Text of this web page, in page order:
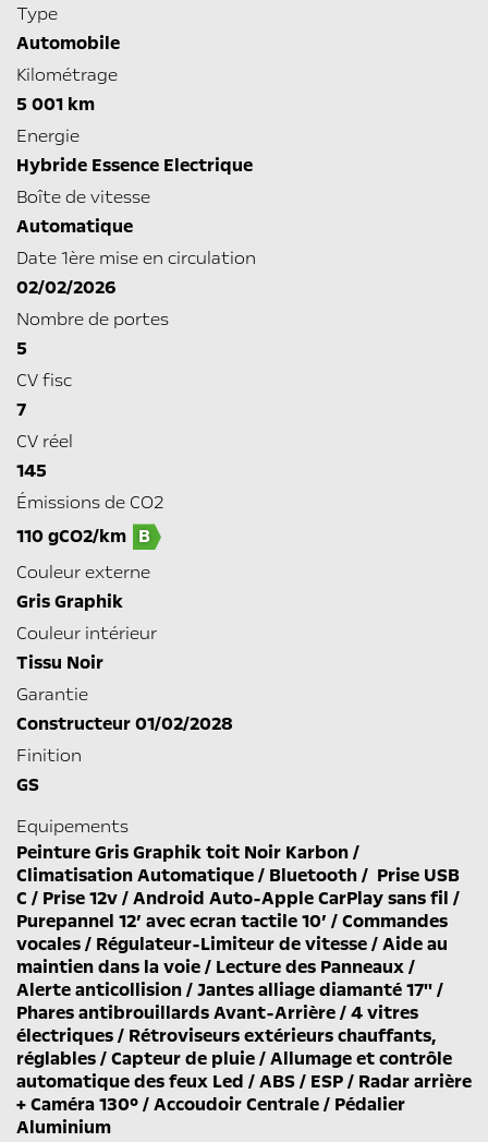
Type
Automobile
Kilométrage
5 001 km
Energie
Hybride Essence Electrique
Boîte de vitesse
Automatique
Date 1ère mise en circulation
02/02/2026
Nombre de portes
5
CV fisc
7
CV réel
145
Émissions de CO2
110 gCO2/km B
Couleur externe
Gris Graphik
Couleur intérieur
Tissu Noir
Garantie
Constructeur 01/02/2028
Finition
GS
Equipements
Peinture Gris Graphik toit Noir Karbon /
Climatisation Automatique / Bluetooth / Prise USB
C / Prise 12v / Android Auto-Apple CarPlay sans fil /
Purepannel 12’ avec ecran tactile 10’ / Commandes
vocales / Régulateur-Limiteur de vitesse / Aide au
maintien dans la voie / Lecture des Panneaux /
Alerte anticollision / Jantes alliage diamanté 17'' /
Phares antibrouillards Avant-Arrière / 4 vitres
électriques / Rétroviseurs extérieurs chauffants,
réglables / Capteur de pluie / Allumage et contrôle
automatique des feux Led / ABS / ESP / Radar arrière
+ Caméra 130° / Accoudoir Centrale / Pédalier
Aluminium